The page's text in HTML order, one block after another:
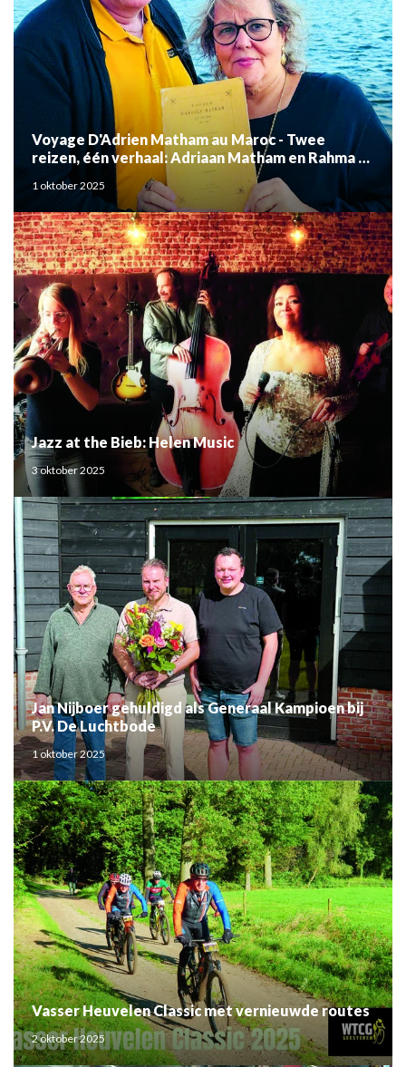
Voyage D'Adrien Matham au Maroc - Twee
reizen, één verhaal: Adriaan Matham en Rahma el
Mouden
1 oktober 2025
Jazz at the Bieb: Helen Music
3 oktober 2025
Jan Nijboer gehuldigd als Generaal Kampioen bij
P.V. De Luchtbode
1 oktober 2025
Vasser Heuvelen Classic met vernieuwde routes
2 oktober 2025